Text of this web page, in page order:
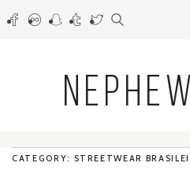
CATEGORY: STREETWEAR